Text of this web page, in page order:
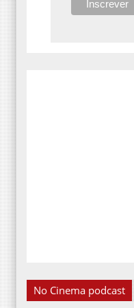
No Cinema podcast